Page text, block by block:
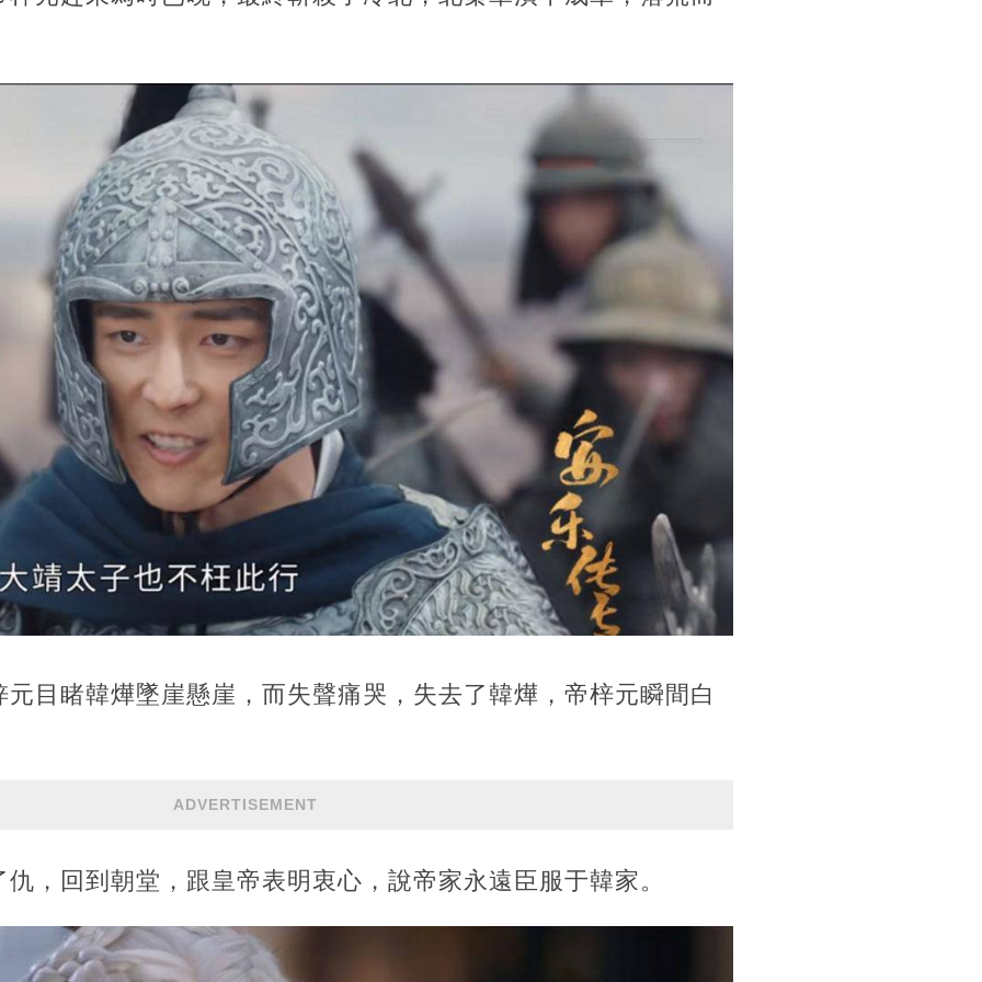
元目睹韓燁墜崖懸崖，而失聲痛哭，失去了韓燁，帝梓元瞬間白
ADVERTISEMENT
，回到朝堂，跟皇帝表明衷心，說帝家永遠臣服于韓家。